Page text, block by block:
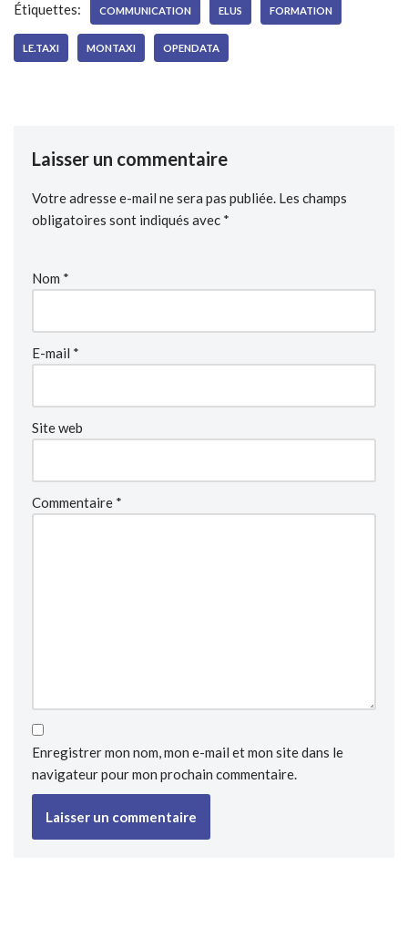
Étiquettes: COMMUNICATION ELUS FORMATION
LE.TAXI MONTAXI OPENDATA
Laisser un commentaire
Votre adresse e-mail ne sera pas publiée. Les champs
obligatoires sont indiqués avec *
Nom *
E-mail *
Site web
Commentaire *
Enregistrer mon nom, mon e-mail et mon site dans le
navigateur pour mon prochain commentaire.